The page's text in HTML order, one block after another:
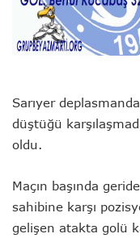
Sarıyer
düştüğü
oldu.
Maçın başında
sahibine karşı
gelişen atakta golü